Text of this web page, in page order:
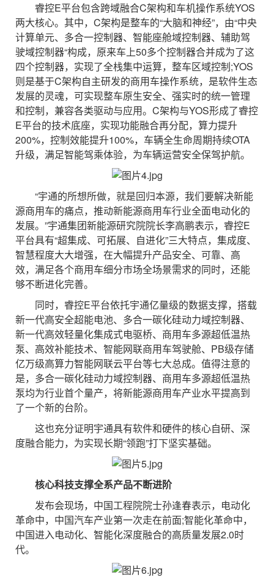
睿控E平台包含跨域融合C架构和车机操作系统YOS
两大核心。其中，C架构是整车的“大脑和神经”，由“中央
计算单元、多合一控制器、智能座舱域控制器、辅助驾
驶域控制器“构成，原来车上50多个控制器合并成为了这
四个控制器，实现了全栈集中运算，整车区域控制;YOS
则是基于C架构自主研发的商用车操作系统，是软件生态
发展的灵魂，可实现整车原生安全、强实时的统一管理
和控制，兼容各类驱动与应用。C架构与YOS形成了睿控
E平台的技术底座，实现功能融合再分配，算力提升
200%，控制效能提升100%，车辆全生命周期持续OTA
升级，满足智能驾乘体验，为车辆运营安全保驾护航。
“宇通的所想所做，就是回归本源，我们要解决新能
源商用车的痛点，推动新能源商用车行业全面电动化的
发展。”宇通集团新能源研究院院长李高鹏表示，睿控E
平台具有“超集成、可拓展、自进化”三大特点，集成度、
智慧程度大大增强，在大幅提升产品安全、可靠、高
效，满足各个商用车细分市场全场景需求的同时，还能
够不断进化完善。
同时，睿控E平台依托宇通亿量级的数据支撑，搭载
新一代高安全超能电池、多合一碳化硅动力域控制器、
新一代高效轻量化集成式电驱桥、商用车多源超低温热
泵、高效补能技术、智能网联商用车驾驶舱、PB级存储
亿万级高算力智能网联云平台等七大总成。值得注意的
是，多合一碳化硅动力域控制器、商用车多源超低温热
泵均为行业首个量产，将新能源商用车产业水平提高到
了一个新的台阶。
这也充分证明宇通具有软件和硬件的核心自研、深
度融合能力，为实现长期“领跑”打下坚实基础。
核心科技支撑全系产品不断进阶
发布会现场，中国工程院院士孙逢春表示，电动化
革命中，中国汽车产业第一次走在前面;智能化革命中，
中国进入电动化、智能化深度融合的高质量发展2.0时
代。